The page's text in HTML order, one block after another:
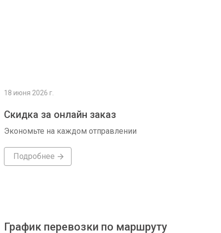
18 июня 2026 г.
Скидка за онлайн заказ
Экономьте на каждом отправлении
Подробнее
График перевозки по маршруту